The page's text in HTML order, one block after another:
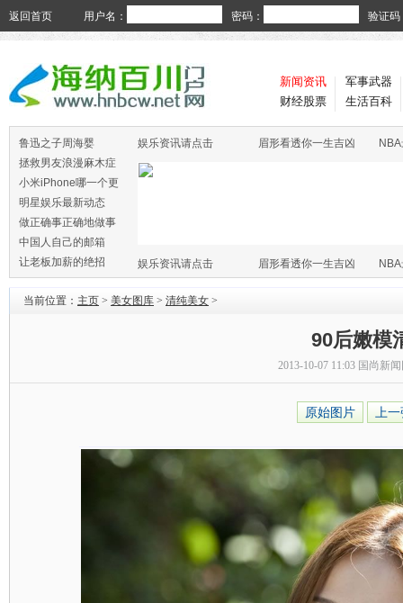
返回首页 用户名： 密码： 验证码
新闻资讯
财经股票
军事武器
生活百科
鲁迅之子周海婴
拯救男友浪漫麻木症
小米iPhone哪一个更
火
明星娱乐最新动态
做正确事正确地做事
中国人自己的邮箱
让老板加薪的绝招
娱乐资讯请点击 眉形看透你一生吉凶
娱乐资讯请点击 眉形看透你一生吉凶
当前位置： 主页 > 美女图库 > 清纯美女 >
90后嫩模
2013-10-07 11:03 国尚新
原始图片 上